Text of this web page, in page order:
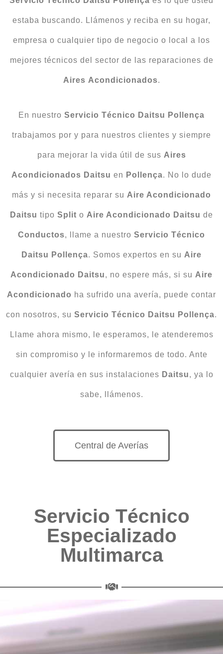
estaba buscando. Llámenos y reciba en su hogar,
empresa o cualquier tipo de negocio o local a los
mejores técnicos del sector de las reparaciones de
Aires Acondicionados.
En nuestro Servicio Técnico Daitsu Pollença
trabajamos por y para nuestros clientes y siempre
para mejorar la vida útil de sus Aires
Acondicionados Daitsu en Pollença. No lo dude
más y si necesita reparar su Aire Acondicionado
Daitsu tipo Split o Aire Acondicionado Daitsu de
Conductos, llame a nuestro Servicio Técnico
Daitsu Pollença. Somos expertos en su Aire
Acondicionado Daitsu, no espere más, si su Aire
Acondicionado ha sufrido una avería, puede contar
con nosotros, su Servicio Técnico Daitsu Pollença.
Llame ahora mismo, le esperamos, le atenderemos
sin compromiso y le informaremos de todo. Ante
cualquier avería en sus instalaciones Daitsu, ya lo
sabe, llámenos.
Central de Averías
Servicio Técnico
Especializado
Multimarca